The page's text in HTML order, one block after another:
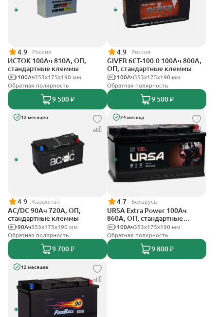
4.9 Россия
ИСТОК 100Ач 810А, ОП,
стандартные клеммы
353х175х190 мм
100Ач
Обратная полярность
9 500 ₽
4.9 Россия
GIVER 6CT-100.0 100Ач 800А,
ОП, стандартные клеммы
353х175х190 мм
100Ач
Обратная полярность
9 500 ₽
12 месяцев
4.9 Казахстан
AC/DC 90Ач 720А, ОП,
стандартные клеммы
353х175х190 мм
90Ач
Обратная полярность
9 700 ₽
24 месяца
4.7 Беларусь
URSA Extra Power 100Ач
860А, ОП, стандартные
клеммы353х175х190 мм
100Ач
Обратная полярность
9 800 ₽
12 месяцев